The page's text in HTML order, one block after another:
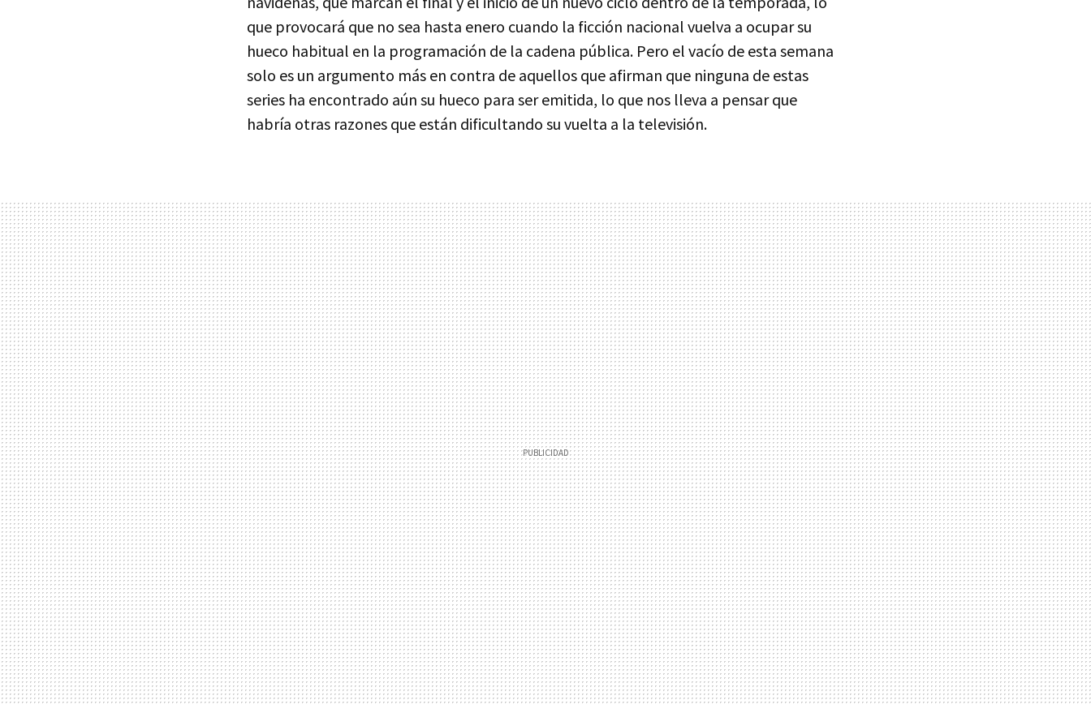
que provocará que no sea hasta enero cuando la ficción nacional vuelva a ocupar su
hueco habitual en la programación de la cadena pública. Pero el vacío de esta semana
solo es un argumento más en contra de aquellos que afirman que ninguna de estas
series ha encontrado aún su hueco para ser emitida, lo que nos lleva a pensar que
habría otras razones que están dificultando su vuelta a la televisión.